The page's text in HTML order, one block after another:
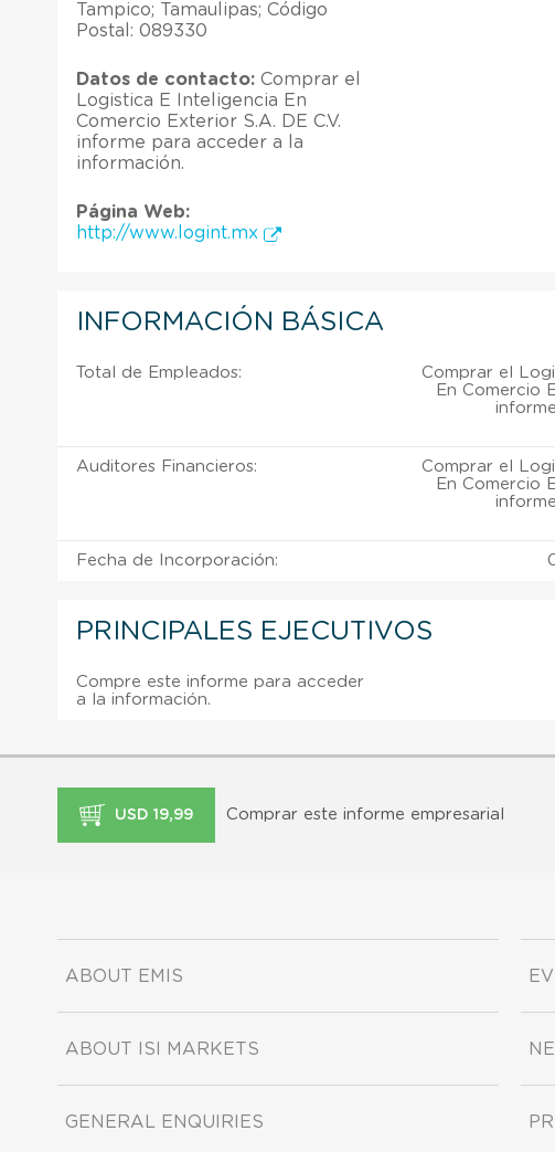
Tampico; Tamaulipas; Código
Postal: 089330
Datos de contacto: Comprar el
Logistica E Inteligencia En
Comercio Exterior S.A. DE C.V.
informe para acceder a la
información.
Página Web:
http://www.logint.mx
INFORMACIÓN BÁSICA
Total de Empleados:
Comprar el
En Comercio
Auditores Financieros:
Comprar el
En Comercio
Fecha de Incorporación:
PRINCIPALES EJECUTIVOS
Compre este informe para acceder
a la información.
USD 19,99 Comprar este informe empresarial
ABOUT EMIS
ABOUT ISI MARKETS
GENERAL ENQUIRIES